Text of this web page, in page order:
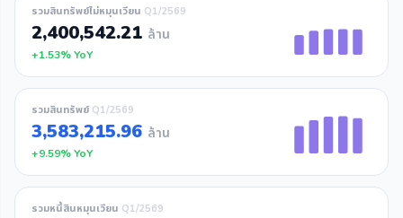
รวมสินทรัพย์ไม่หมุนเวียน Q1/2569
2,400,542.21 ล้าน
+1.53% YoY
รวมสินทรัพย์ Q1/2569
3,583,215.96 ล้าน
+9.59% YoY
รวมหนี้สินหมุนเวียน Q1/2569